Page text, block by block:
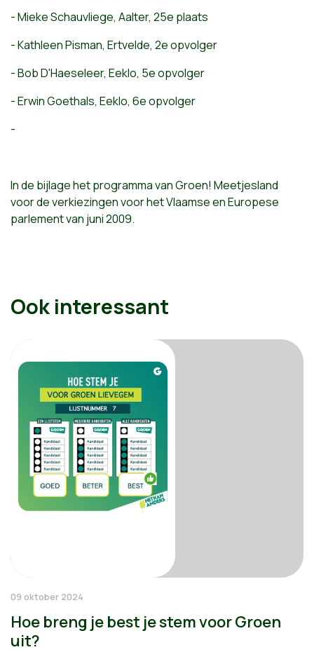
- Mieke Schauvliege, Aalter, 25e plaats
- Kathleen Pisman, Ertvelde, 2e opvolger
- Bob D'Haeseleer, Eeklo, 5e opvolger
- Erwin Goethals, Eeklo, 6e opvolger
-
In de bijlage het programma van Groen! Meetjesland
voor de verkiezingen voor het Vlaamse en Europese
parlement van juni 2009.
Ook interessant
09 oktober 2024
Hoe breng je best je stem voor Groen
uit?